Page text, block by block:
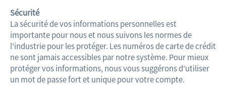
Sécurité
La sécurité de vos informations personnelles est
importante pour nous et nous suivons les normes de
l'industrie pour les protéger. Les numéros de carte de crédit
ne sont jamais accessibles par notre système. Pour mieux
protéger vos informations, nous vous suggérons d'utiliser
un mot de passe fort et unique pour votre compte.